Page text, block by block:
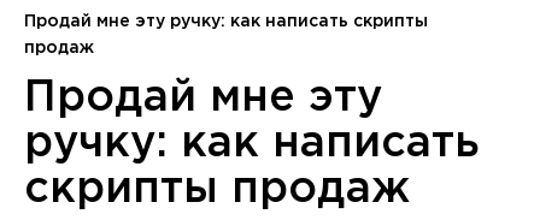
Продай мне эту ручку: как написать скрипты
продаж
Продай мне эту
ручку: как написать
скрипты продаж